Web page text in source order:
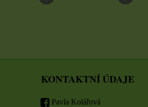
KONTAKTNÍ ÚDAJE
Pavla Kolářová